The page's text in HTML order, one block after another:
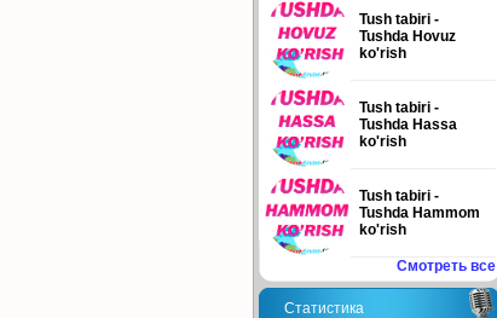
Tush tabiri -
Tushda Hovuz
ko'rish
Tush tabiri -
Tushda Hassa
ko'rish
Tush tabiri -
Tushda Hammom
ko'rish
Смотреть все
Статистика